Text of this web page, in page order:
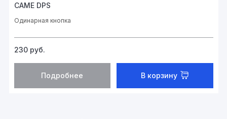
CAME DPS
Одинарная кнопка
230 руб.
Подробнее В корзину